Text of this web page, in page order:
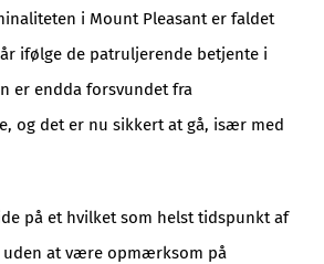
i Mount Pleasant er faldet
ifølge de patruljerende betjente i
er endda forsvundet fra
og det er nu sikkert at gå, især med
på et hvilket som helst tidspunkt af
uden at være opmærksom på